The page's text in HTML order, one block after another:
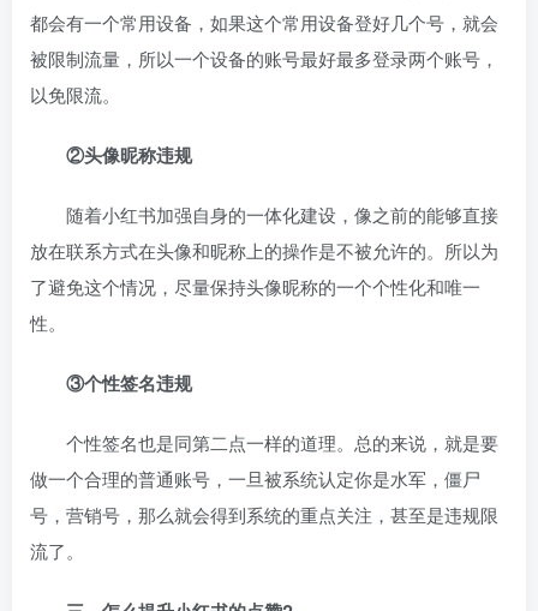
都会有一个常用设备，如果这个常用设备登好几个号，就会
被限制流量，所以一个设备的账号最好最多登录两个账号，
以免限流。
②头像昵称违规
随着小红书加强自身的一体化建设，像之前的能够直接
放在联系方式在头像和昵称上的操作是不被允许的。所以为
了避免这个情况，尽量保持头像昵称的一个个性化和唯一
性。
③个性签名违规
个性签名也是同第二点一样的道理。总的来说，就是要
做一个合理的普通账号，一旦被系统认定你是水军，僵尸
号，营销号，那么就会得到系统的重点关注，甚至是违规限
流了。